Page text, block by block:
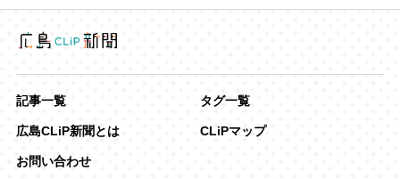
記事一覧 タグ一覧
広島CLiP新聞とは CLiPマップ
お問い合わせ